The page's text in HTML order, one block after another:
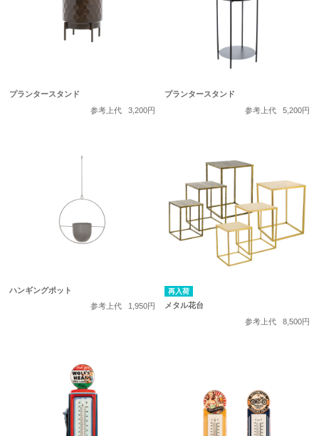
プランタースタンド
参考上代
3,200円
プランタースタンド
参考上代
5,200円
ハンギングポット
参考上代
1,950円
再入荷
メタル花台
参考上代
8,500円